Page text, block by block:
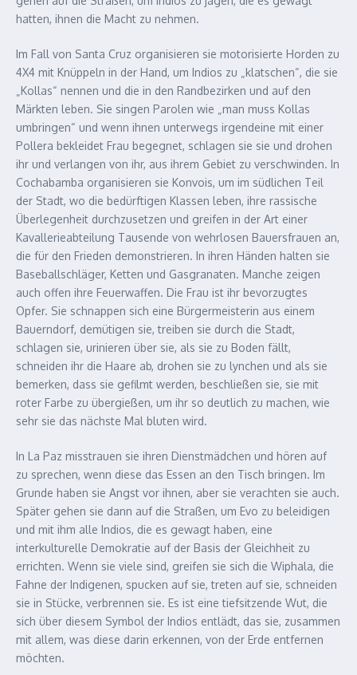
hatten, ihnen die Macht zu nehmen.
Im Fall von Santa Cruz organisieren sie motorisierte Horden zu
4X4 mit Knüppeln in der Hand, um Indios zu „klatschen“, die sie
„Kollas“ nennen und die in den Randbezirken und auf den
Märkten leben. Sie singen Parolen wie „man muss Kollas
umbringen“ und wenn ihnen unterwegs irgendeine mit einer
Pollera bekleidet Frau begegnet, schlagen sie sie und drohen
ihr und verlangen von ihr, aus ihrem Gebiet zu verschwinden. In
Cochabamba organisieren sie Konvois, um im südlichen Teil
der Stadt, wo die bedürftigen Klassen leben, ihre rassische
Überlegenheit durchzusetzen und greifen in der Art einer
Kavallerieabteilung Tausende von wehrlosen Bauersfrauen an,
die für den Frieden demonstrieren. In ihren Händen halten sie
Baseballschläger, Ketten und Gasgranaten. Manche zeigen
auch offen ihre Feuerwaffen. Die Frau ist ihr bevorzugtes
Opfer. Sie schnappen sich eine Bürgermeisterin aus einem
Bauerndorf, demütigen sie, treiben sie durch die Stadt,
schlagen sie, urinieren über sie, als sie zu Boden fällt,
schneiden ihr die Haare ab, drohen sie zu lynchen und als sie
bemerken, dass sie gefilmt werden, beschließen sie, sie mit
roter Farbe zu übergießen, um ihr so deutlich zu machen, wie
sehr sie das nächste Mal bluten wird.
In La Paz misstrauen sie ihren Dienstmädchen und hören auf
zu sprechen, wenn diese das Essen an den Tisch bringen. Im
Grunde haben sie Angst vor ihnen, aber sie verachten sie auch.
Später gehen sie dann auf die Straßen, um Evo zu beleidigen
und mit ihm alle Indios, die es gewagt haben, eine
interkulturelle Demokratie auf der Basis der Gleichheit zu
errichten. Wenn sie viele sind, greifen sie sich die Wiphala, die
Fahne der Indigenen, spucken auf sie, treten auf sie, schneiden
sie in Stücke, verbrennen sie. Es ist eine tiefsitzende Wut, die
sich über diesem Symbol der Indios entlädt, das sie, zusammen
mit allem, was diese darin erkennen, von der Erde entfernen
möchten.